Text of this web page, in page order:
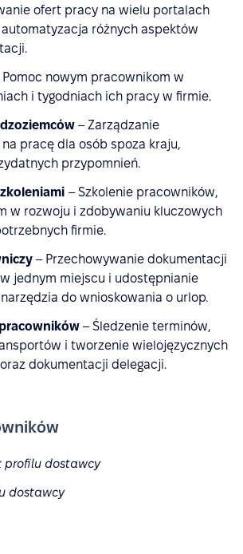
ofert pracy na wielu portalach
różnych aspektów
Pomoc nowym pracownikom w
i tygodniach ich pracy w firmie.
– Zarządzanie
pracę dla osób spoza kraju,
przypomnień.
– Szkolenie pracowników,
w rozwoju i zdobywaniu kluczowych
firmie.
– Przechowywanie dokumentacji
jednym miejscu i udostępnianie
do wnioskowania o urlop.
– Śledzenie terminów,
i tworzenie wielojęzycznych
dokumentacji delegacji.
profilu dostawcy
dostawcy